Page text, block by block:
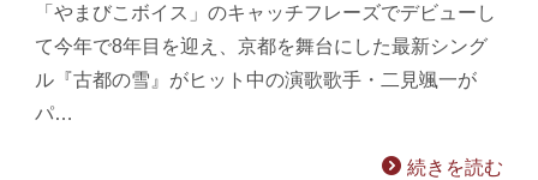
「やまびこボイス」のキャッチフレーズでデビューし
て今年で8年目を迎え、京都を舞台にした最新シング
ル『古都の雪』がヒット中の演歌歌手・二見颯一が
パ…
続きを読む